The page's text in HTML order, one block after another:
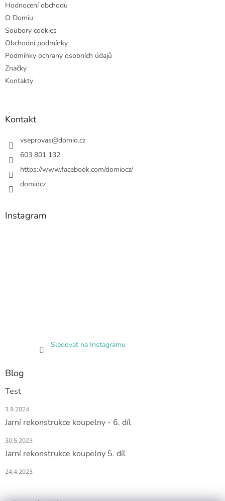
Hodnocení obchodu
O Domiu
Soubory cookies
Obchodní podmínky
Podmínky ochrany osobních údajů
Značky
Kontakty
Kontakt
vseprovas@domio.cz
603 801 132
https://www.facebook.com/domiocz/
domiocz
Instagram
Sledovat na Instagramu
Blog
Test
3.9.2024
Jarní rekonstrukce koupelny - 6. díl
30.5.2023
Jarní rekonstrukce koupelny 5. díl
24.4.2023